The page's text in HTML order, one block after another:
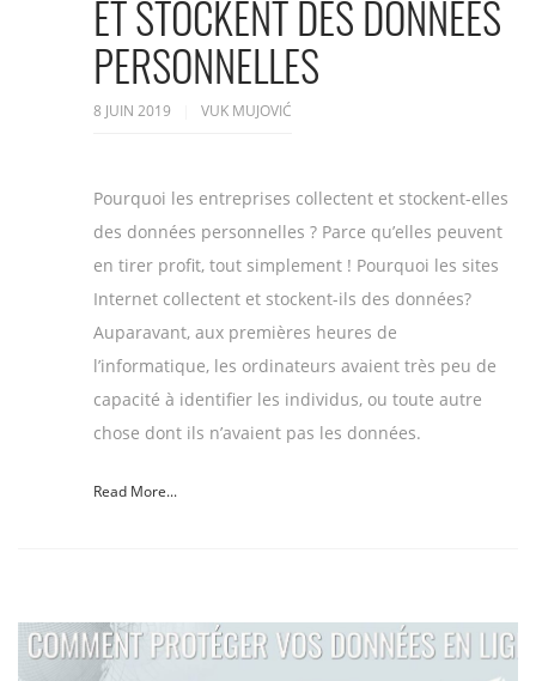
ET STOCKENT DES DONNÉES
PERSONNELLES
8 JUIN 2019 VUK MUJOVIĆ
Pourquoi les entreprises collectent et stockent-elles
des données personnelles ? Parce qu’elles peuvent
en tirer profit, tout simplement ! Pourquoi les sites
Internet collectent et stockent-ils des données?
Auparavant, aux premières heures de
l’informatique, les ordinateurs avaient très peu de
capacité à identifier les individus, ou toute autre
chose dont ils n’avaient pas les données.
Read More...